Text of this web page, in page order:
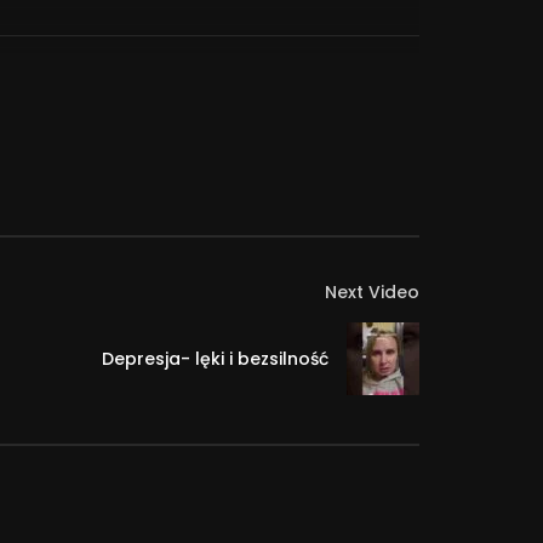
do siebie w formularzu na tym linku:
Next Video
Depresja- lęki i bezsilność